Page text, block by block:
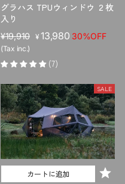
グラハス TPUウィンドウ ２枚
入り
販
売
価
格
¥19,910 セ
ル
価
格
¥ 13,980 30%OFF
(Tax inc.)
(7)
SALE
カートに追加